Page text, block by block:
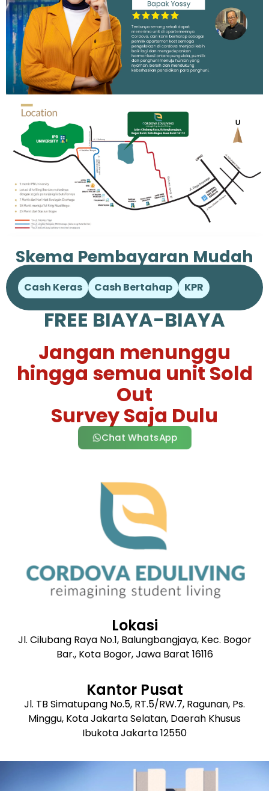
Skema Pembayaran Mudah
Cash Keras Cash Bertahap KPR
FREE BIAYA-BIAYA
Jangan menunggu
hingga semua unit Sold
Out
Survey Saja Dulu
Chat WhatsApp
Lokasi
Jl. Cilubang Raya No.1, Balungbangjaya, Kec. Bogor
Bar., Kota Bogor, Jawa Barat 16116
Kantor Pusat
Jl. TB Simatupang No.5, RT.5/RW.7, Ragunan, Ps.
Minggu, Kota Jakarta Selatan, Daerah Khusus
Ibukota Jakarta 12550